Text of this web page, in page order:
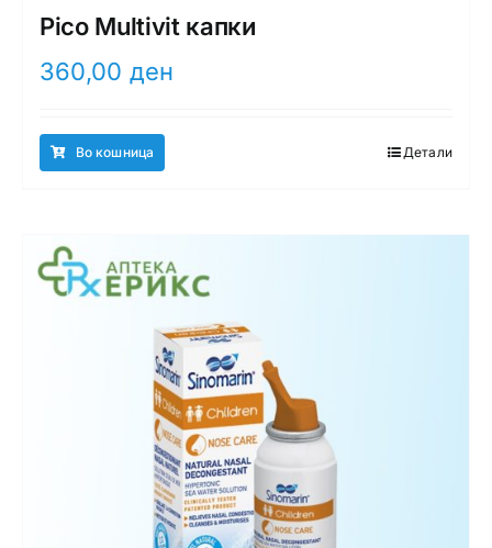
Pico Multivit капки
360,00 ден
Во кошница Детали